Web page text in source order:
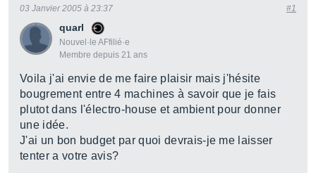
quarl
Nouvel·le AFfilié·e
Membre depuis 21 ans
03 Janvier 2005 à 23:37 #1
Voila j'ai envie de me faire plaisir mais j'hésite
bougrement entre 4 machines à savoir que je fais
plutot dans l'électro-house et ambient pour donner
une idée.
J'ai un bon budget par quoi devrais-je me laisser
tenter a votre avis?